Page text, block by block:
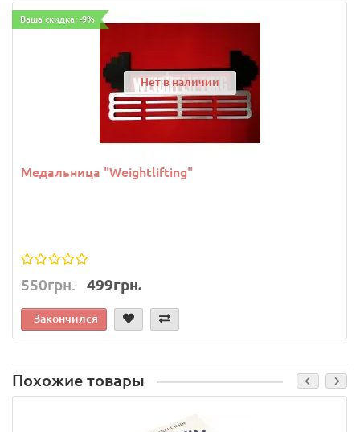
Ваша скидка: -9%
Нет в наличии
Медальница "Weightlifting"
550грн. 499грн.
Закончился
Похожие товары